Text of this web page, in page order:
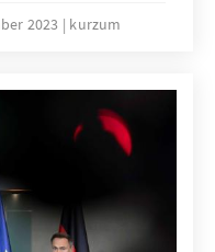
immer wieder
des
dass
Gegenteil enthält
genannten
war
die jeweilige
2023 kurzum